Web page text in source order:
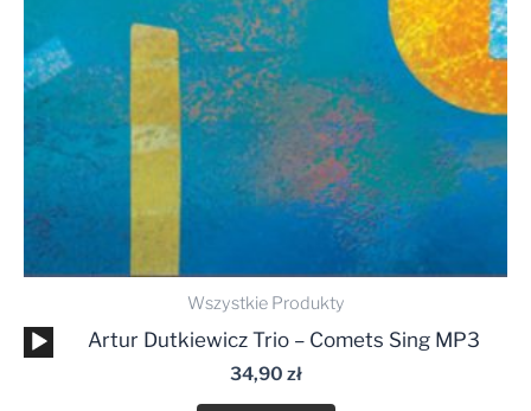
Wszystkie Produkty
Odtwarzacz
plików
Artur Dutkiewicz Trio – Comets Sing MP3
34,90 zł